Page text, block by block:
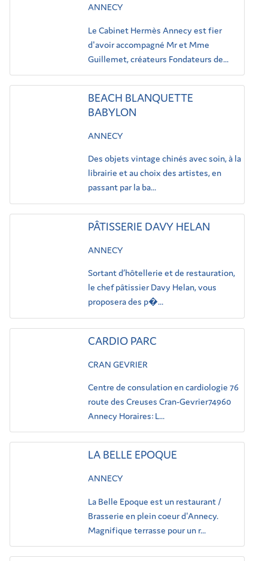
ANNECY
Le Cabinet Hermès Annecy est fier
d'avoir accompagné Mr et Mme
Guillemet, créateurs Fondateurs de...
BEACH BLANQUETTE
BABYLON
ANNECY
Des objets vintage chinés avec soin, à la
librairie et au choix des artistes, en
passant par la ba...
PÂTISSERIE DAVY HELAN
ANNECY
Sortant d’hôtellerie et de restauration,
le chef pâtissier Davy Helan, vous
proposera des p�...
CARDIO PARC
CRAN GEVRIER
Centre de consulation en cardiologie 76
route des Creuses Cran-Gevrier74960
Annecy Horaires: L...
LA BELLE EPOQUE
ANNECY
La Belle Epoque est un restaurant /
Brasserie en plein coeur d'Annecy.
Magnifique terrasse pour un r...